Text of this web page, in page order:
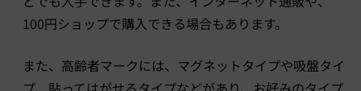
100円ショップで購入できる場合もあります。
また、高齢者マークには、マグネットタイプや吸盤タイ